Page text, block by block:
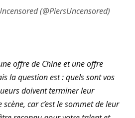
(@PiersUncensored)
offre de Chine et une offre
la question est : quels sont vos
doivent terminer leur
car c’est le sommet de leur